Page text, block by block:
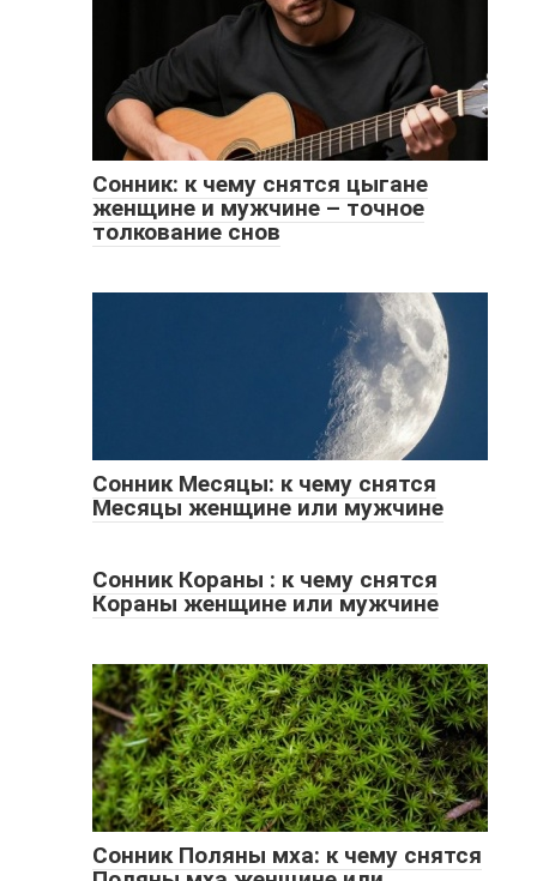
Сонник: к чему снятся цыгане
женщине и мужчине – точное
толкование снов
Сонник Месяцы: к чему снятся
Месяцы женщине или мужчине
Сонник Кораны : к чему снятся
Кораны женщине или мужчине
Сонник Поляны мха: к чему снятся